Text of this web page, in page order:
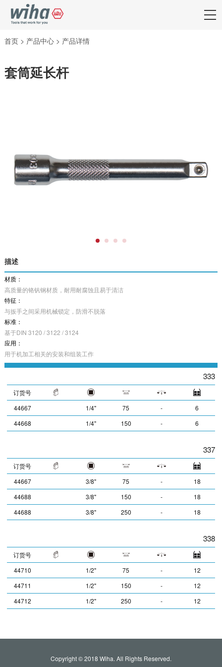
首页 > 产品中心 > 产品详情
套筒延长杆
描述
材质：
高质量的铬钒钢材质，耐用耐腐蚀且易于清洁
特征：
与扳手之间采用机械锁定，防滑不脱落
标准：
基于DIN 3120 / 3122 / 3124
应用：
用于机加工相关的安装和组装工作
333
订货号
44667
1/4" 75 -
6
44668
1/4" 150 - 6
337
订货号
44667
3/8" 75 -
18
44688
3/8" 150 -
18
44688
3/8" 250 - 18
338
订货号
44710
1/2" 75 -
12
44711
1/2" 150 -
12
44712
1/2" 250 - 12
Copyright © 2018 Wiha. All Rights Reserved.